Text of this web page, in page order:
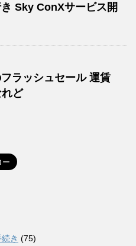
Sky ConXサービス開
ラッシュセール 運賃
ど
き (75)